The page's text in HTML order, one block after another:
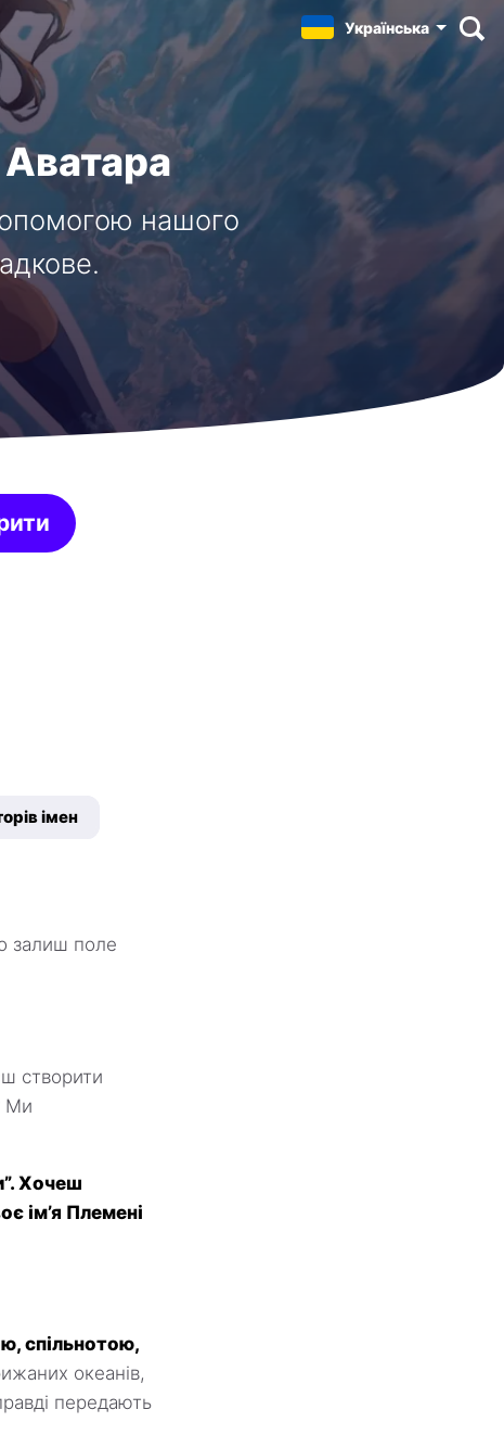
Українська
нашого
імен
залиш поле
створити
Ми
Хочеш
ім’я Племені
спільнотою,
океанів,
передають